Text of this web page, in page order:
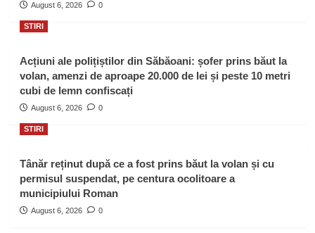
August 6, 2026 0
STIRI
Acțiuni ale polițiștilor din Săbăoani: șofer prins băut la
volan, amenzi de aproape 20.000 de lei și peste 10 metri
cubi de lemn confiscați
August 6, 2026 0
STIRI
Tânăr reținut după ce a fost prins băut la volan și cu
permisul suspendat, pe centura ocolitoare a
municipiului Roman
August 6, 2026 0